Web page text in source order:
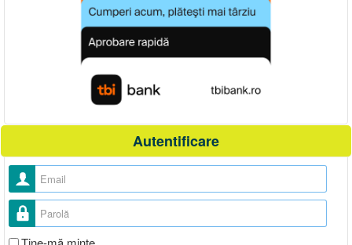
Autentificare
Nume utilizator
Parolă